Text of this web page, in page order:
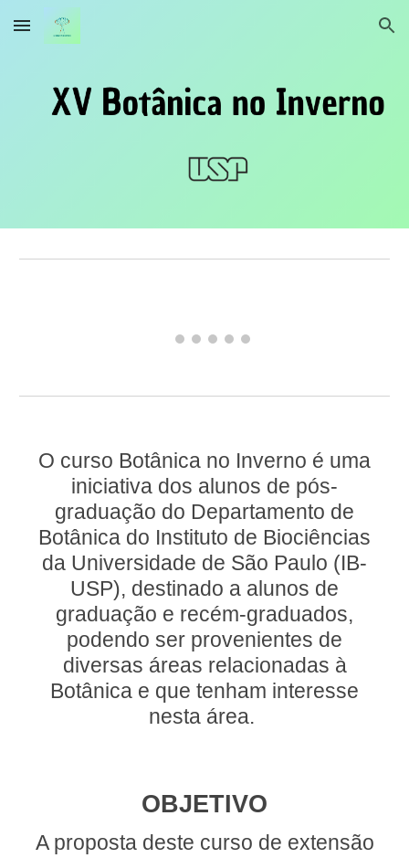
Skip to main content Skip to navigation
O curso Botânica no Inverno é uma
iniciativa dos alunos de pós-
graduação do Departamento de
Botânica do Instituto de Biociências
da Universidade de São Paulo (IB-
USP), destinado a alunos de
graduação e recém-graduados,
podendo ser provenientes de
diversas áreas relacionadas à
Botânica e que tenham interesse
nesta área.
OBJETIVO
A proposta deste curso de extensão